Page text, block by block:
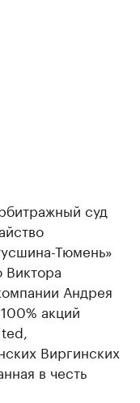
суд
Тюмень»
Виктора
Андрея
акций
Виргинских
в честь